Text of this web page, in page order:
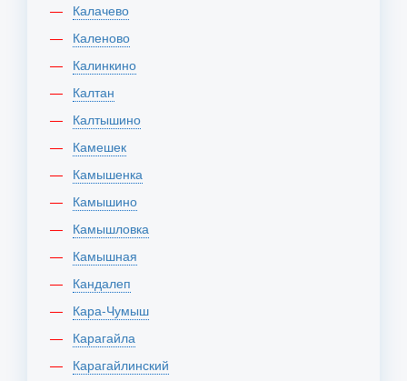
Калачево
Каленово
Калинкино
Калтан
Калтышино
Камешек
Камышенка
Камышино
Камышловка
Камышная
Кандалеп
Кара-Чумыш
Карагайла
Карагайлинский